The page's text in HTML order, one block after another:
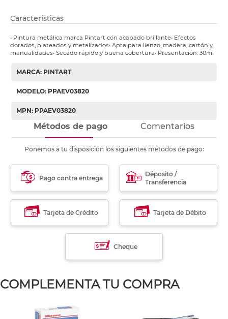
Características
• Pintura metálica marca Pintart con acabado brillante• Efectos
dorados, plateados y metalizados• Apta para lienzo, madera, cartón y
manualidades• Secado rápido y buena cobertura• Presentación: 30ml
MARCA: PINTART
MODELO: PPAEV03820
MPN: PPAEV03820
Métodos de pago Comentarios
Ponemos a tu disposición los siguientes métodos de pago:
Pago contra entrega
Déposito /
Transferencia
Tarjeta de Crédito Tarjeta de Débito
Cheque
COMPLEMENTA TU COMPRA